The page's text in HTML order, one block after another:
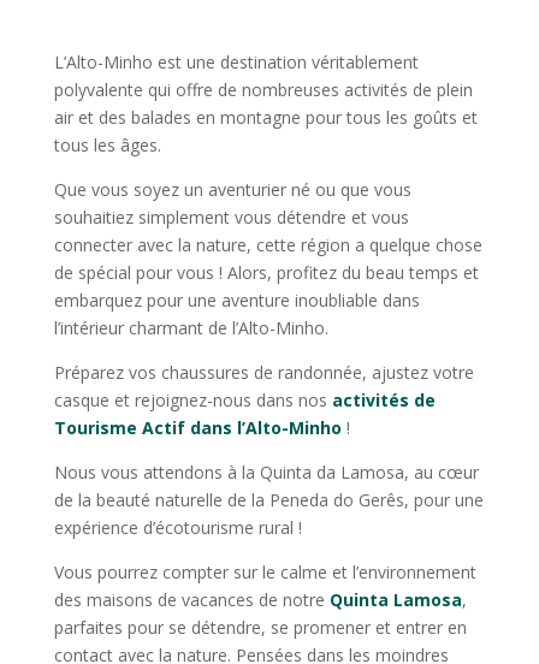
L’Alto-Minho est une destination véritablement
polyvalente qui offre de nombreuses activités de plein
air et des balades en montagne pour tous les goûts et
tous les âges.
Que vous soyez un aventurier né ou que vous
souhaitiez simplement vous détendre et vous
connecter avec la nature, cette région a quelque chose
de spécial pour vous ! Alors, profitez du beau temps et
embarquez pour une aventure inoubliable dans
l’intérieur charmant de l’Alto-Minho.
Préparez vos chaussures de randonnée, ajustez votre
casque et rejoignez-nous dans nos activités de
Tourisme Actif dans l’Alto-Minho !
Nous vous attendons à la Quinta da Lamosa, au cœur
de la beauté naturelle de la Peneda do Gerês, pour une
expérience d’écotourisme rural !
Vous pourrez compter sur le calme et l’environnement
des maisons de vacances de notre Quinta Lamosa,
parfaites pour se détendre, se promener et entrer en
contact avec la nature. Pensées dans les moindres